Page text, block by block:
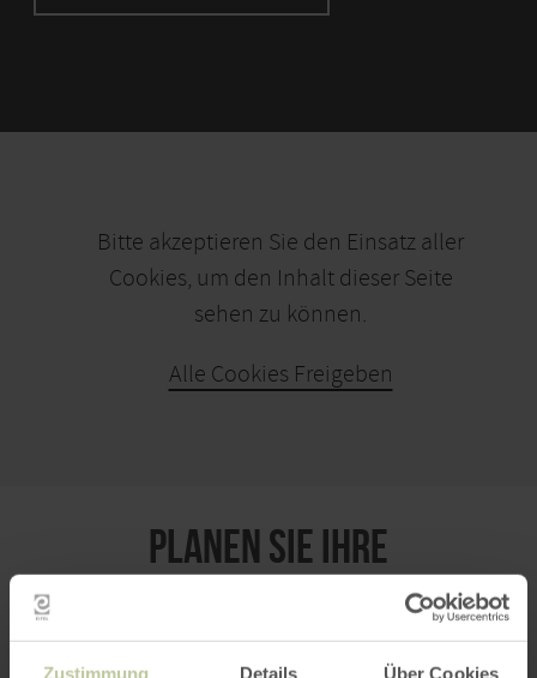
Zustimmung Details Über Cookies
Bitte akzeptieren Sie den Einsatz aller
Cookies, um den Inhalt dieser Seite
sehen zu können.
Alle Cookies Freigeben
PLANEN SIE IHRE